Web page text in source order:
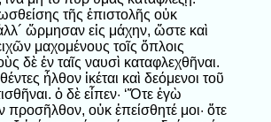
τῆς ἐπιστολῆς οὐκ
ὥρμησαν εἰς μάχην, ὥστε καὶ
μαχομένους τοῖς ὅπλοις
δὲ ἐν ταῖς ναυσὶ καταφλεχθῆναι.
ἦλθον ἱκέται καὶ δεόμενοι τοῦ
ὁ δὲ εἶπεν· ‘Ὅτε ἐγὼ
προσῆλθον, οὐκ ἐπείσθητέ μοι· ὅτε